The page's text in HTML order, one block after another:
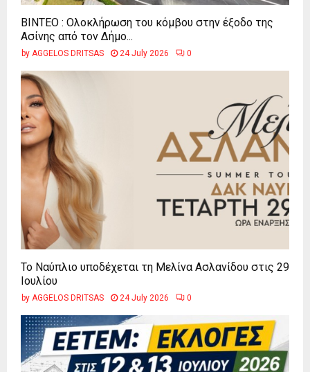
ΒΙΝΤΕΟ : Ολοκλήρωση του κόμβου στην έξοδο της
Ασίνης από τον Δήμο...
by AGGELOS DRITSAS 24 July 2026 0
Το Ναύπλιο υποδέχεται τη Μελίνα Ασλανίδου στις 29
Ιουλίου
by AGGELOS DRITSAS 24 July 2026 0